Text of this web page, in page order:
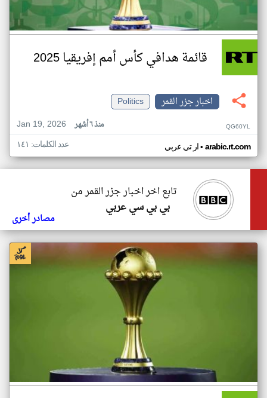
قائمة هدافي كأس أمم إفريقيا 2025
اخبار جزر القمر
Politics
Jan 19, 2026
منذ ٦ أشهر QG60YL
ار تي عربي• arabic.rt.com عدد الكلمات: ١٤١
تابع اخر اخبار جزر القمر من
بي بي سي عربي
مصادر أخرى